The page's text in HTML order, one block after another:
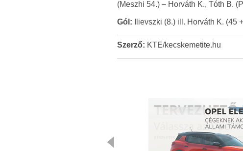
(Meszhi 54.) – Horváth K., Tóth B.
Gól: Ilievszki (8.) ill. Horváth K. (45
Szerző: KTE/kecskemetite.hu